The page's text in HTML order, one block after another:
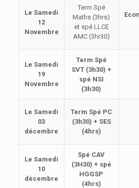
Le Samedi
12
Novembre
Term Spé
Maths (3hrs)
et spé LLCE
AMC (3hr30)
Le Samedi
19
Novembre
Term Spé
SVT (3h30) +
spé NSI
(3h30)
Le Samedi
03
décembre
Term Spé PC
(3h30) + SES
(4hrs)
Le Samedi
10
décembre
Spé CAV
(3H30) + spé
HGGSP
(4hrs)